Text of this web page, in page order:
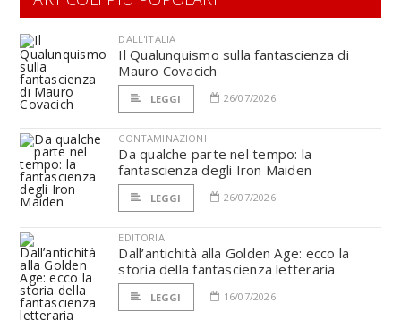
DALL'ITALIA
Il Qualunquismo sulla fantascienza di
Mauro Covacich
LEGGI 26/07/2026
CONTAMINAZIONI
Da qualche parte nel tempo: la
fantascienza degli Iron Maiden
LEGGI 26/07/2026
EDITORIA
Dall’antichità alla Golden Age: ecco la
storia della fantascienza letteraria
LEGGI 16/07/2026